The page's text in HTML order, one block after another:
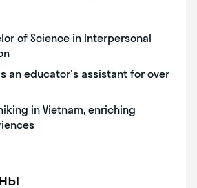
of Science in Interpersonal
an educator's assistant for over
in Vietnam, enriching